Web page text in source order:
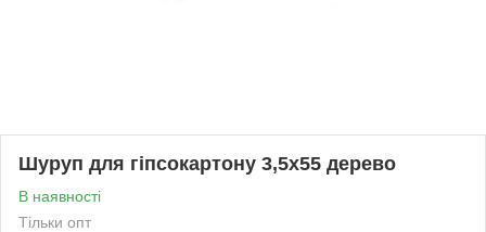
Шуруп для гіпсокартону 3,5х55 дерево
В наявності
Тільки опт